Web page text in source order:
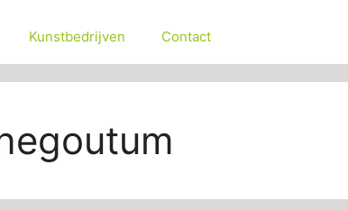
Kunstbedrijven Contact